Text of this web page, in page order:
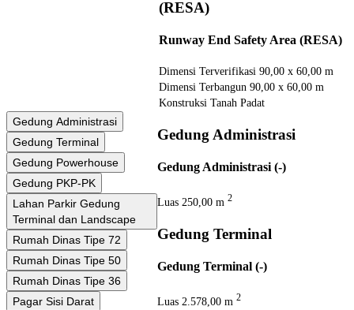
(RESA)
Runway End Safety Area (RESA)
Dimensi Terverifikasi 90,00 x 60,00 m
Dimensi Terbangun 90,00 x 60,00 m
Konstruksi Tanah Padat
Gedung Administrasi
Gedung Terminal
Gedung Powerhouse
Gedung PKP-PK
Lahan Parkir Gedung
Terminal dan Landscape
Rumah Dinas Tipe 72
Rumah Dinas Tipe 50
Rumah Dinas Tipe 36
Pagar Sisi Darat
Gedung Administrasi
Gedung Administrasi (-)
Luas 250,00 m 2
Gedung Terminal
Gedung Terminal (-)
Luas 2.578,00 m 2